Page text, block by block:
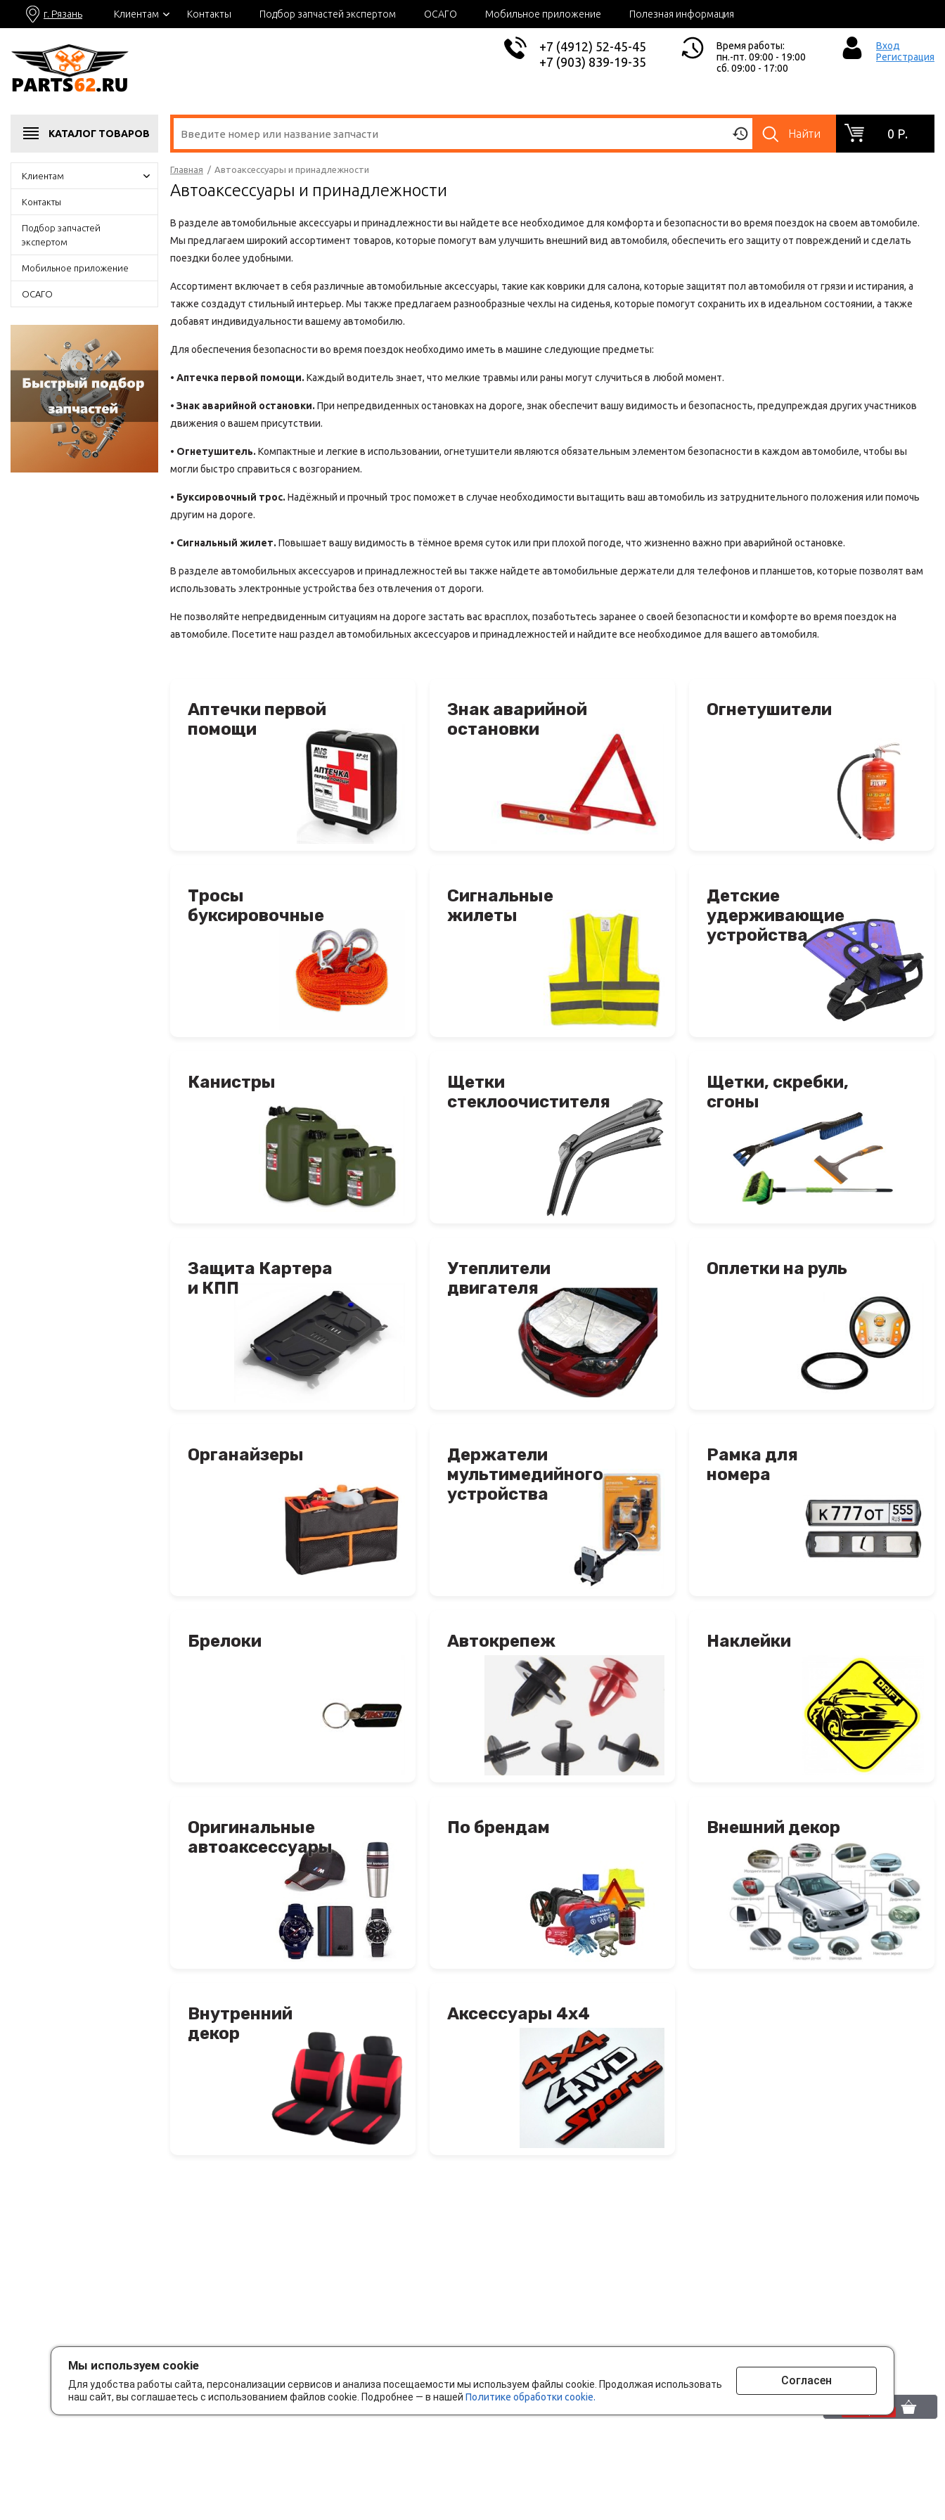
г. Рязань Клиентам Контакты Подбор запчастей экспертом ОСАГО Мобильное приложение Полезная информация
+7 (4912) 52-45-45
+7 (903) 839-19-35
Время работы:
пн.-пт. 09:00 - 19:00
сб. 09:00 - 17:00
Вход
Регистрация
КАТАЛОГ ТОВАРОВ Найти 0 Р.
Клиентам
Контакты
Подбор запчастей
экспертом
Мобильное приложение
ОСАГО
Главная / Автоаксессуары и принадлежности
Автоаксессуары и принадлежности
В разделе автомобильные аксессуары и принадлежности вы найдете все необходимое для комфорта и безопасности во время поездок на своем автомобиле.
Мы предлагаем широкий ассортимент товаров, которые помогут вам улучшить внешний вид автомобиля, обеспечить его защиту от повреждений и сделать
поездки более удобными.
Ассортимент включает в себя различные автомобильные аксессуары, такие как коврики для салона, которые защитят пол автомобиля от грязи и истирания, а
также создадут стильный интерьер. Мы также предлагаем разнообразные чехлы на сиденья, которые помогут сохранить их в идеальном состоянии, а также
добавят индивидуальности вашему автомобилю.
Для обеспечения безопасности во время поездок необходимо иметь в машине следующие предметы:
• Аптечка первой помощи. Каждый водитель знает, что мелкие травмы или раны могут случиться в любой момент.
• Знак аварийной остановки. При непредвиденных остановках на дороге, знак обеспечит вашу видимость и безопасность, предупреждая других участников
движения о вашем присутствии.
• Огнетушитель. Компактные и легкие в использовании, огнетушители являются обязательным элементом безопасности в каждом автомобиле, чтобы вы
могли быстро справиться с возгоранием.
• Буксировочный трос. Надёжный и прочный трос поможет в случае необходимости вытащить ваш автомобиль из затруднительного положения или помочь
другим на дороге.
• Сигнальный жилет. Повышает вашу видимость в тёмное время суток или при плохой погоде, что жизненно важно при аварийной остановке.
В разделе автомобильных аксессуаров и принадлежностей вы также найдете автомобильные держатели для телефонов и планшетов, которые позволят вам
использовать электронные устройства без отвлечения от дороги.
Не позволяйте непредвиденным ситуациям на дороге застать вас врасплох, позаботьтесь заранее о своей безопасности и комфорте во время поездок на
автомобиле. Посетите наш раздел автомобильных аксессуаров и принадлежностей и найдите все необходимое для вашего автомобиля.
Аптечки первой
помощи
Знак аварийной
остановки
Огнетушители
Тросы
буксировочные
Сигнальные
жилеты
Детские
удерживающие
устройства
Канистры
Щетки
стеклоочистителя
Щетки, скребки,
сгоны
Защита Картера
и КПП
Утеплители
двигателя
Оплетки на руль
Органайзеры
Держатели
мультимедийного
устройства
Рамка для
номера
Брелоки Автокрепеж Наклейки
Оригинальные
автоаксессуары
По брендам Внешний декор
Внутренний
декор
Аксессуары 4х4
Мы используем cookie
Для удобства работы сайта, персонализации сервисов и анализа посещаемости мы используем файлы cookie. Продолжая использовать
наш сайт, вы соглашаетесь с использованием файлов cookie. Подробнее — в нашей Политике обработки cookie.
Согласен